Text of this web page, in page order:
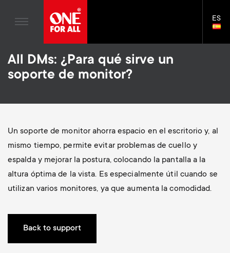
main
content
v
a
t
o
n
Soportes de Pared
Soportes de TV
Soportes para monitor
Brazos para monitores de Gaming
S
e
c
o
d
Accesorios de Montaje
Distribución de señal
Accesorios para brazo de monitor
Cables
Gestión de cables
Entretenimiento en casa
Gaming
Blogs
House Stories
Sostenibilidad
Asistencia
Mandos a Distancia Universales
Antenas de Televisión
Soportes de monitor
S
e
c
o
Asistencia General
Accesorios
ES
All DMs: ¿Para qué sirve un
soporte de monitor?
Un soporte de monitor ahorra espacio en el escritorio y, al
mismo tiempo, permite evitar problemas de cuello y
espalda y mejorar la postura, colocando la pantalla a la
altura óptima de la vista. Es especialmente útil cuando se
utilizan varios monitores, ya que aumenta la comodidad.
Back to support